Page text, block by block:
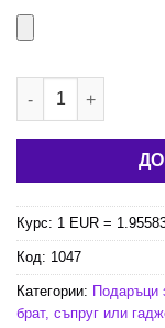
количество за
Курс: 1 EUR =
Код: 1047
Категории: Подаръци
брат, съпруг или